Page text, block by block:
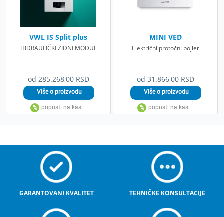
od 285.268,00 RSD
VWL IS Split plus
HIDRAULIČKI ZIDNI MODUL
od 31.866,00 RSD
MINI VED
Električni protočni bojler
GARANTOVANI KVALITET TEHNIČKE KONSULTACIJE